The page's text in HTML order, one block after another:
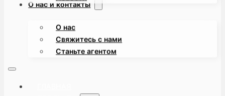
О нас и контакты
О нас
Свяжитесь с нами
Станьте агентом